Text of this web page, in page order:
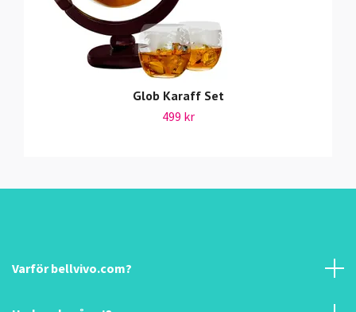
Glob Karaff Set
499 kr
Varför bellvivo.com?